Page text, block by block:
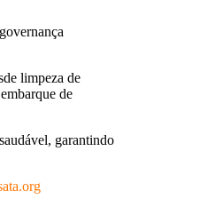
limpeza de
de
garantindo